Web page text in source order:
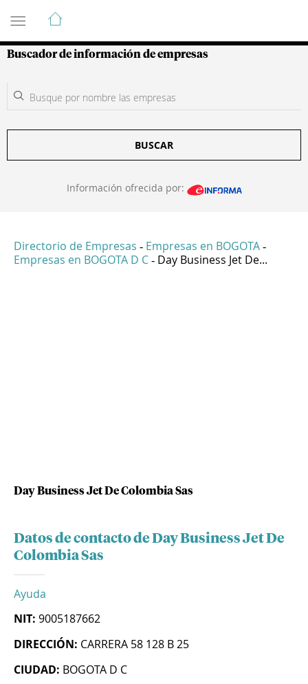
Guía de Empresas Colombianas
Buscador de información de empresas
BUSCAR
Información ofrecida por:
Directorio de Empresas - Empresas en BOGOTA -
Empresas en BOGOTA D C - Day Business Jet De...
Day Business Jet De Colombia Sas
Datos de contacto de Day Business Jet De
Colombia Sas
Ayuda
NIT: 9005187662
DIRECCIÓN: CARRERA 58 128 B 25
CIUDAD: BOGOTA D C